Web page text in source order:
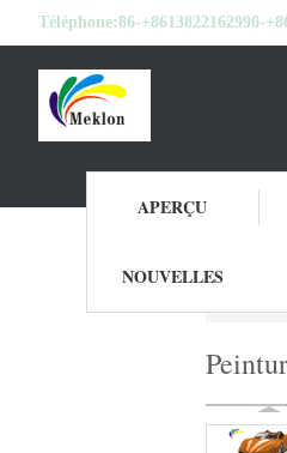
Téléphone:86-+8613822162990-
APERÇU
NOUVELLES